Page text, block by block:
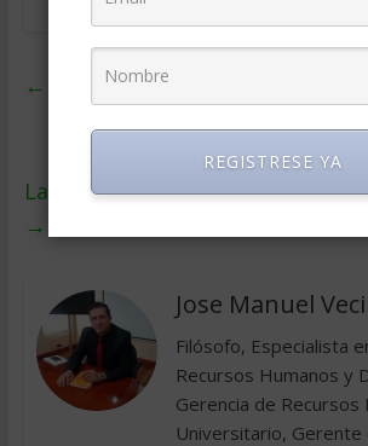
← Del cliente espectador al
La gestión participativa en las
→
Jose Manuel
Filósofo, Especialista
Recursos Humanos y
Gerencia de
Universitario, Gerente
REGISTRESE YA